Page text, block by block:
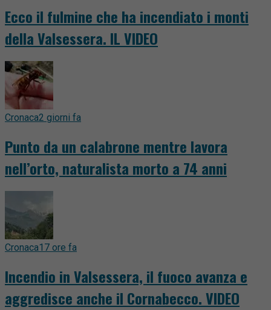
Ecco il fulmine che ha incendiato i monti
della Valsessera. IL VIDEO
Cronaca2 giorni fa
Punto da un calabrone mentre lavora
nell’orto, naturalista morto a 74 anni
Cronaca17 ore fa
Incendio in Valsessera, il fuoco avanza e
aggredisce anche il Cornabecco. VIDEO